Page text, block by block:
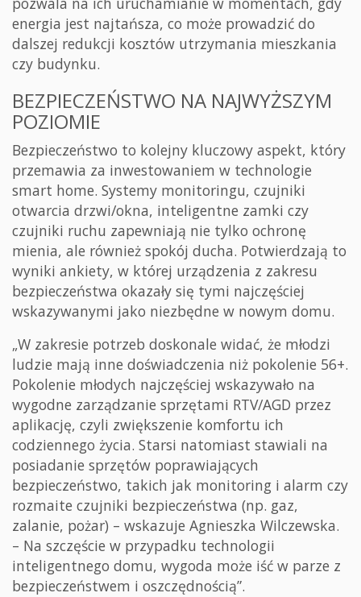
energia jest najtańsza, co może prowadzić do
dalszej redukcji kosztów utrzymania mieszkania
czy budynku.
BEZPIECZEŃSTWO NA NAJWYŻSZYM
POZIOMIE
Bezpieczeństwo to kolejny kluczowy aspekt, który
przemawia za inwestowaniem w technologie
smart home. Systemy monitoringu, czujniki
otwarcia drzwi/okna, inteligentne zamki czy
czujniki ruchu zapewniają nie tylko ochronę
mienia, ale również spokój ducha. Potwierdzają to
wyniki ankiety, w której urządzenia z zakresu
bezpieczeństwa okazały się tymi najczęściej
wskazywanymi jako niezbędne w nowym domu.
„W zakresie potrzeb doskonale widać, że młodzi
ludzie mają inne doświadczenia niż pokolenie 56+.
Pokolenie młodych najczęściej wskazywało na
wygodne zarządzanie sprzętami RTV/AGD przez
aplikację, czyli zwiększenie komfortu ich
codziennego życia. Starsi natomiast stawiali na
posiadanie sprzętów poprawiających
bezpieczeństwo, takich jak monitoring i alarm czy
rozmaite czujniki bezpieczeństwa (np. gaz,
zalanie, pożar) – wskazuje Agnieszka Wilczewska.
– Na szczęście w przypadku technologii
inteligentnego domu, wygoda może iść w parze z
bezpieczeństwem i oszczędnością”.